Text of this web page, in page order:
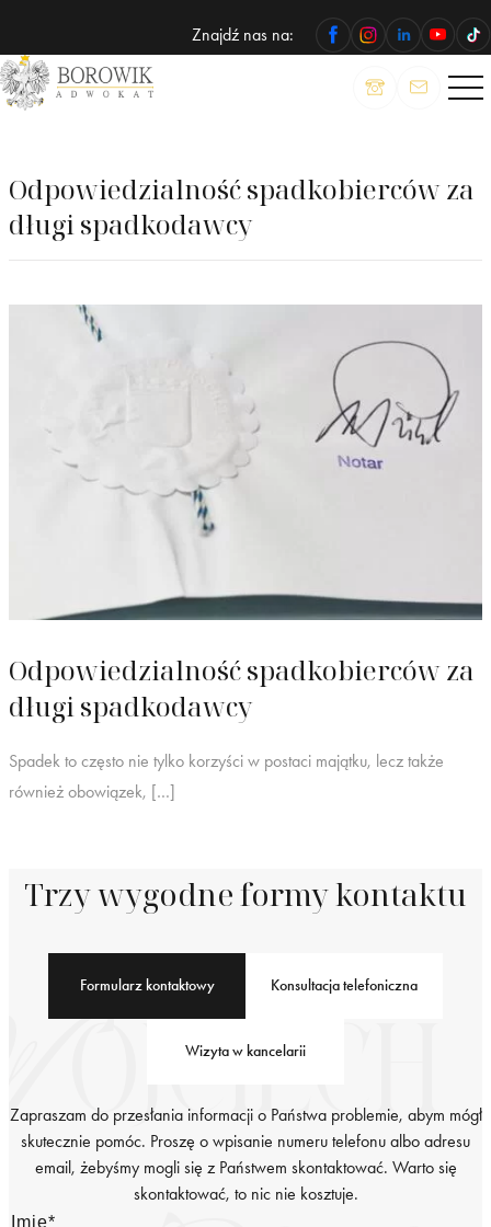
Znajdź nas na:
ADWOKAT
Wojciech
Odpowiedzialność spadkobierców za
długi spadkodawcy
Odpowiedzialność spadkobierców za
długi spadkodawcy
Spadek to często nie tylko korzyści w postaci majątku, lecz także
również obowiązek, […]
Trzy wygodne formy kontaktu
Formularz kontaktowy Konsultacja telefoniczna
Wizyta w kancelarii
Zapraszam do przesłania informacji o Państwa problemie, abym mógł
skutecznie pomóc. Proszę o wpisanie numeru telefonu albo adresu
email, żebyśmy mogli się z Państwem skontaktować. Warto się
skontaktować, to nic nie kosztuje.